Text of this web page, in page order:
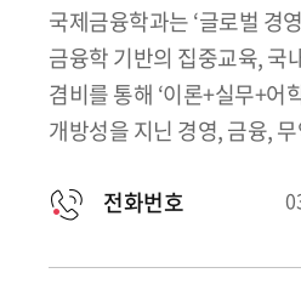
국제금융학과는 ‘글로벌 경
금융학 기반의 집중교육, 국
겸비를 통해 ‘이론+실무+
개방성을 지닌 경영, 금융,
전화번호